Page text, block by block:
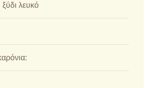
ξύδι λευκό